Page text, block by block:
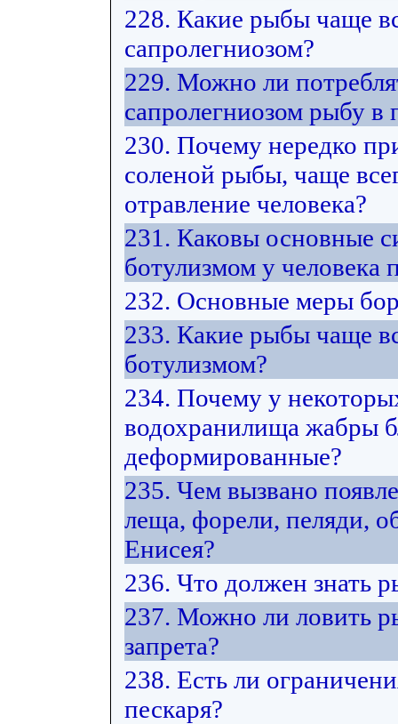
228. Какие рыбы чаще
сапролегниозом?
229. Можно ли
сапролегниозом рыбу в
230. Почему нередко
соленой рыбы, чаще
отравление человека?
231. Каковы основные
ботулизмом у
232. Основные меры
233. Какие рыбы чаще
ботулизмом?
234. Почему у
водохранилища жабры
деформированные?
235. Чем вызвано
леща, форели, пеляди,
Енисея?
236. Что должен знать
237. Можно ли ловить
запрета?
238. Есть ли
пескаря?